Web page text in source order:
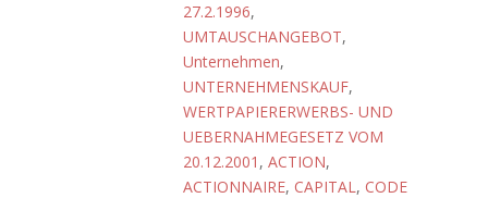
27.2.1996,
UMTAUSCHANGEBOT,
Unternehmen,
UNTERNEHMENSKAUF,
WERTPAPIERERWERBS- UND
UEBERNAHMEGESETZ VOM
20.12.2001 , ACTION,
ACTIONNAIRE, CAPITAL, CODE